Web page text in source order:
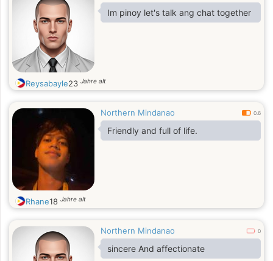
Im pinoy let's talk ang chat together
Reysabayle23 Jahre alt
Northern Mindanao 0.6
Friendly and full of life.
Rhane18 Jahre alt
Northern Mindanao 0
sincere And affectionate